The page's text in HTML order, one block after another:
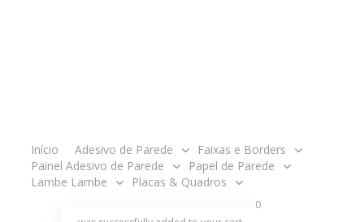
Início Adesivo de Parede
Faixas e Borders
Painel Adesivo de Parede
Papel de Parede
Lambe Lambe
Placas & Quadros
0
original
era:
atual
é:
Painel tamanho 2,00 metros de largura x 1,80m de altura.
O produto é enviado em partes, ou seja, em rolos para ser aplicado